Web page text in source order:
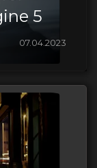
5
07.04.2023